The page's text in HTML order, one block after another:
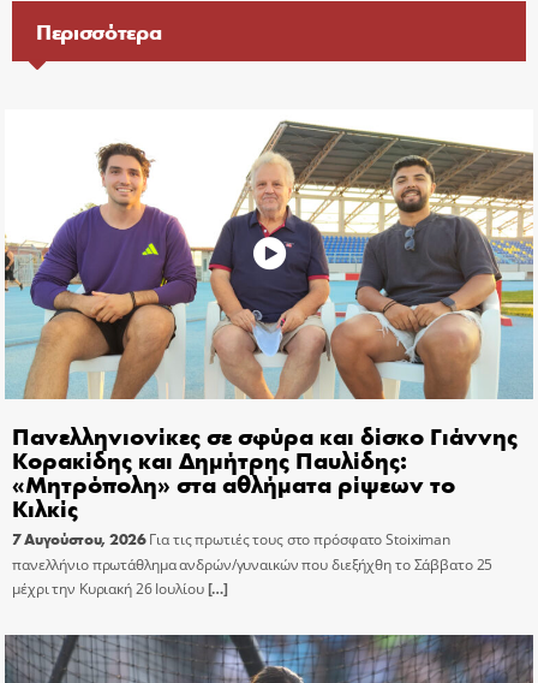
Περισσότερα
Πανελληνιονίκες σε σφύρα και δίσκο Γιάννης
Κορακίδης και Δημήτρης Παυλίδης:
«Μητρόπολη» στα αθλήματα ρίψεων το
Κιλκίς
7 Αυγούστου, 2026 Για τις πρωτιές τους στο πρόσφατο Stoiximan
πανελλήνιο πρωτάθλημα ανδρών/γυναικών που διεξήχθη το Σάββατο 25
μέχρι την Κυριακή 26 Ιουλίου[…]